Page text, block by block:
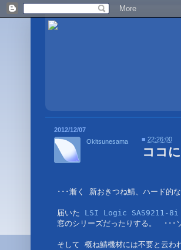
2012/12/07
ココ
･･･漸く 新おきつね鯖、ハード的
届いた LSI Logic SAS9211-8i
窓のシリーズだったりする。　･･･
そして 概ね鯖機材には不要と云
Okitsunesama ■22:26:00